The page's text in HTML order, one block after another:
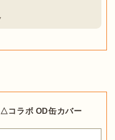
コラボ OD缶カバー